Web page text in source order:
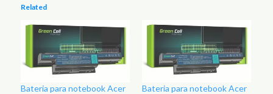
Related
Bateria para notebook Acer
Bateria para notebook Acer